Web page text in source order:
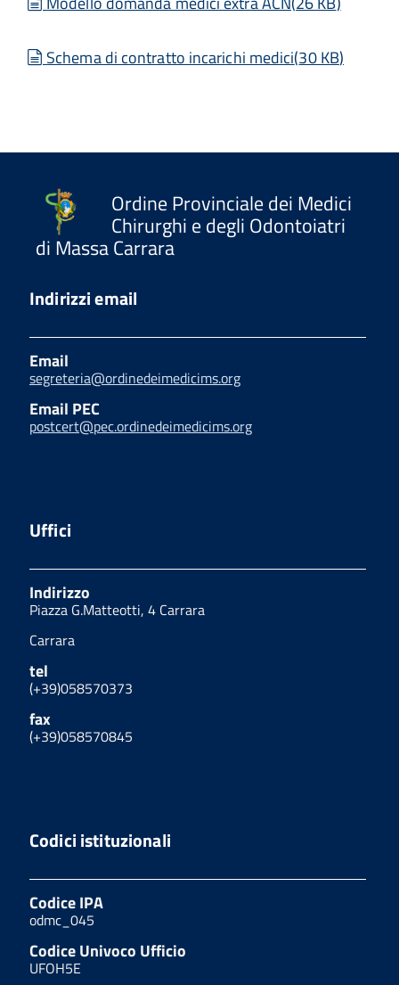
document
Schema di contratto incarichi medici(30 KB)
Ordine Provinciale dei Medici
Chirurghi e degli Odontoiatri
di Massa Carrara
Indirizzi email
Email
segreteria@ordinedeimedicims.org
Email PEC
postcert@pec.ordinedeimedicims.org
Uffici
Indirizzo
Piazza G.Matteotti, 4 Carrara
Carrara
tel
(+39)058570373
fax
(+39)058570845
Codici istituzionali
Codice IPA
odmc_045
Codice Univoco Ufficio
UFOH5E